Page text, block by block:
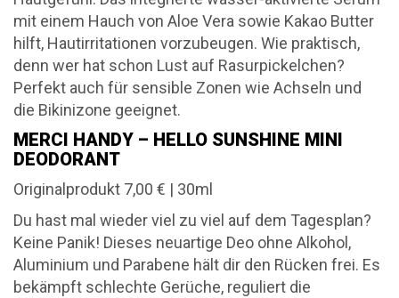
mit einem Hauch von Aloe Vera sowie Kakao Butter
hilft, Hautirritationen vorzubeugen. Wie praktisch,
denn wer hat schon Lust auf Rasurpickelchen?
Perfekt auch für sensible Zonen wie Achseln und
die Bikinizone geeignet.
MERCI HANDY – HELLO SUNSHINE MINI
DEODORANT
Originalprodukt 7,00 € | 30ml
Du hast mal wieder viel zu viel auf dem Tagesplan?
Keine Panik! Dieses neuartige Deo ohne Alkohol,
Aluminium und Parabene hält dir den Rücken frei. Es
bekämpft schlechte Gerüche, reguliert die